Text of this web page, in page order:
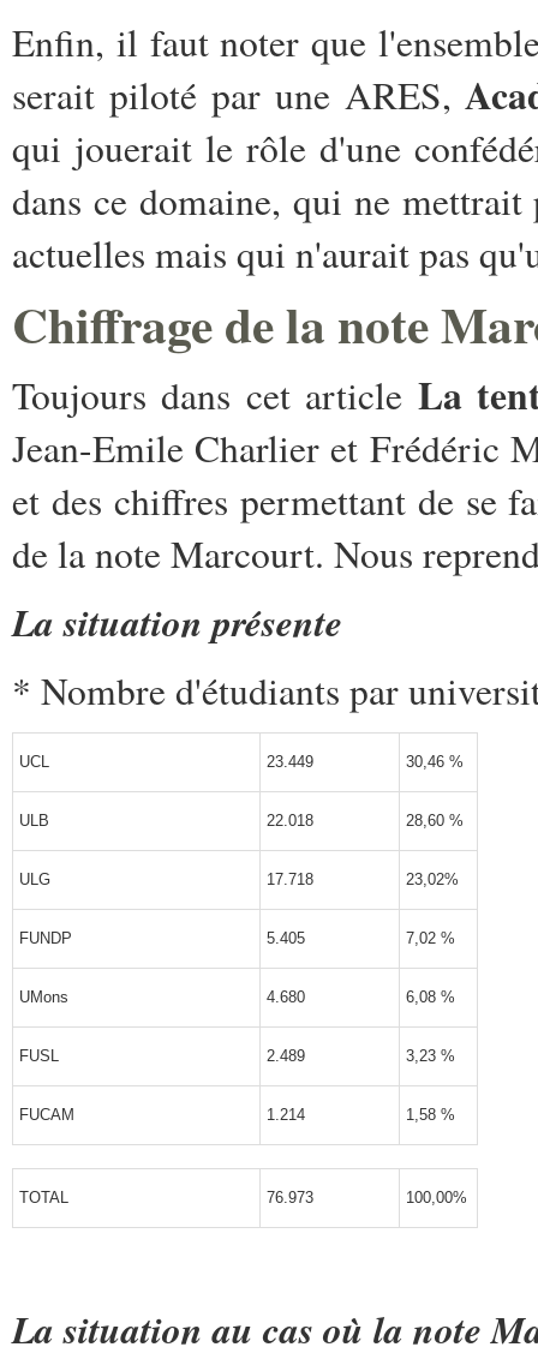
Enfin, il faut noter que
serait piloté par une ARES,
qui jouerait le rôle d'une
dans ce domaine, qui ne
actuelles mais qui n'aurait pas
Chiffrage de la note
Toujours dans cet article La
Jean-Emile Charlier et Frédéric
et des chiffres permettant de se
de la note Marcourt. Nous
La situation présente
* Nombre d'étudiants par
UCL 23.449 30,46 %
ULB 22.018 28,60 %
ULG 17.718 23,02%
FUNDP 5.405 7,02 %
UMons 4.680 6,08 %
FUSL 2.489 3,23 %
FUCAM 1.214 1,58 %
TOTAL 76.973 100,00%
La situation au cas où la note